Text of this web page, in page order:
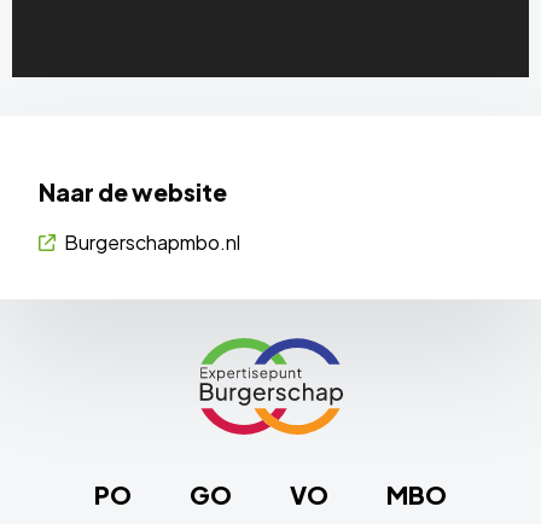
Naar de website
Burgerschapmbo.nl
PO GO VO MBO